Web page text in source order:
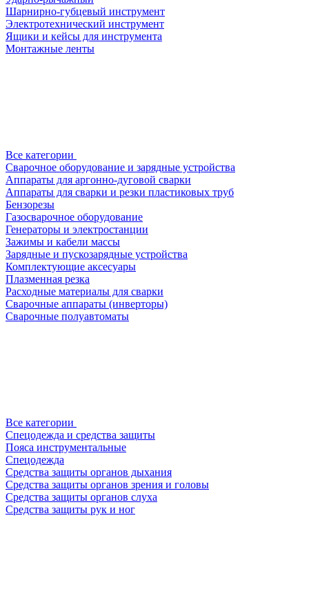
Шарнирно-губцевый инструмент
Электротехнический инструмент
Ящики и кейсы для инструмента
Монтажные ленты
Все категории
Сварочное оборудование и зарядные устройства
Аппараты для аргонно-дуговой сварки
Аппараты для сварки и резки пластиковых труб
Бензорезы
Газосварочное оборудование
Генераторы и электростанции
Зажимы и кабели массы
Зарядные и пускозарядные устройства
Комплектующие аксесуары
Плазменная резка
Расходные материалы для сварки
Сварочные аппараты (инверторы)
Сварочные полуавтоматы
Все категории
Спецодежда и средства защиты
Пояса инструментальные
Спецодежда
Средства защиты органов дыхания
Средства защиты органов зрения и головы
Средства защиты органов слуха
Средства защиты рук и ног